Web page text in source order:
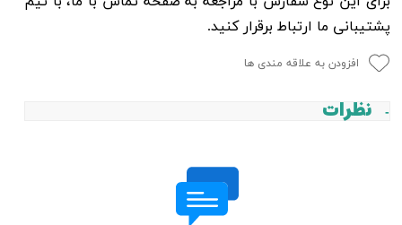
پشتیبانی ما ارتباط برقرار کنید.
افزودن به علاقه مندی ها
نظرات